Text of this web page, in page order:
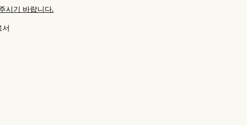
시기 바랍니다.
서